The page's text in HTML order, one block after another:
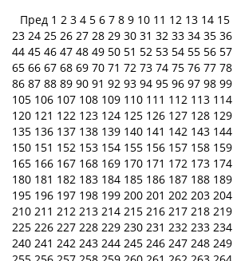
Пред 1 2 3 4 5 6 7 8 9 10 11 12 13 14 15
23 24 25 26 27 28 29 30 31 32 33 34 35 36
44 45 46 47 48 49 50 51 52 53 54 55 56 57
65 66 67 68 69 70 71 72 73 74 75 76 77 78
86 87 88 89 90 91 92 93 94 95 96 97 98 99
105 106 107 108 109 110 111 112 113 114
120 121 122 123 124 125 126 127 128 129
135 136 137 138 139 140 141 142 143 144
150 151 152 153 154 155 156 157 158 159
165 166 167 168 169 170 171 172 173 174
180 181 182 183 184 185 186 187 188 189
195 196 197 198 199 200 201 202 203 204
210 211 212 213 214 215 216 217 218 219
225 226 227 228 229 230 231 232 233 234
240 241 242 243 244 245 246 247 248 249